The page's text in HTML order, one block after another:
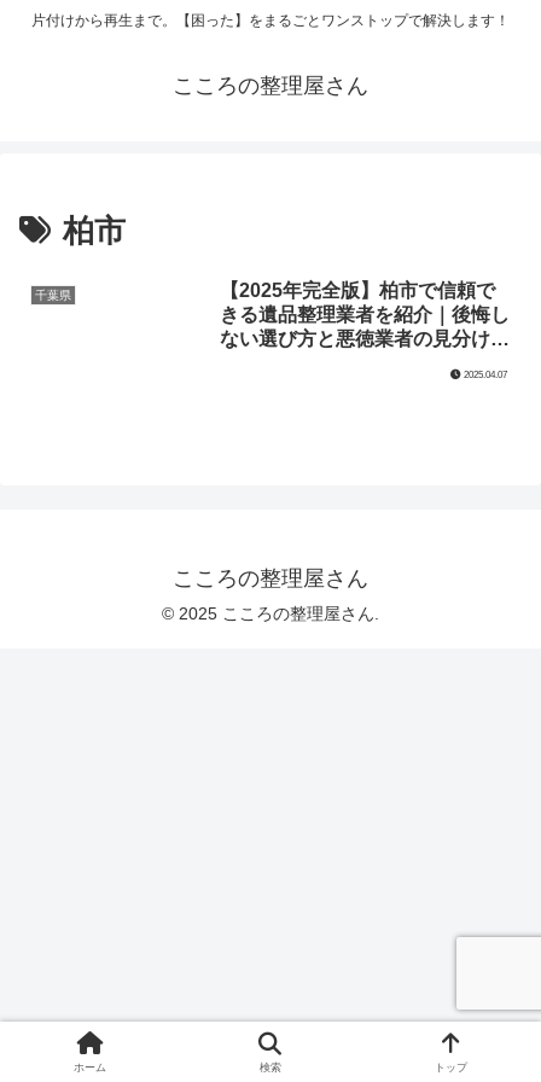
片付けから再生まで。【困った】をまるごとワンストップで解決します！
こころの整理屋さん
柏市
千葉県
【2025年完全版】柏市で信頼で
きる遺品整理業者を紹介｜後悔し
ない選び方と悪徳業者の見分け方
2025.04.07
こころの整理屋さん
© 2025 こころの整理屋さん.
ホーム 検索 トップ